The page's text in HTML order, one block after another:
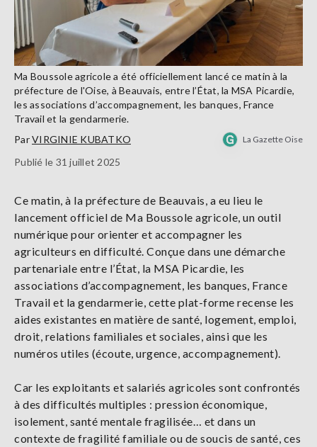
Ma Boussole agricole a été officiellement lancé ce matin à la
préfecture de l'Oise, à Beauvais, entre l’État, la MSA Picardie,
les associations d’accompagnement, les banques, France
Travail et la gendarmerie.
ParVIRGINIE KUBATKO La Gazette Oise
Publié le 31 juillet 2025
Ce matin, à la préfecture de Beauvais, a eu lieu le
lancement officiel de Ma Boussole agricole, un outil
numérique pour orienter et accompagner les
agriculteurs en difficulté. Conçue dans une démarche
partenariale entre l’État, la MSA Picardie, les
associations d’accompagnement, les banques, France
Travail et la gendarmerie, cette plat-forme recense les
aides existantes en matière de santé, logement, emploi,
droit, relations familiales et sociales, ainsi que les
numéros utiles (écoute, urgence, accompagnement).
Car les exploitants et salariés agricoles sont confrontés
à des difficultés multiples : pression économique,
isolement, santé mentale fragilisée… et dans un
contexte de fragilité familiale ou de soucis de santé, ces